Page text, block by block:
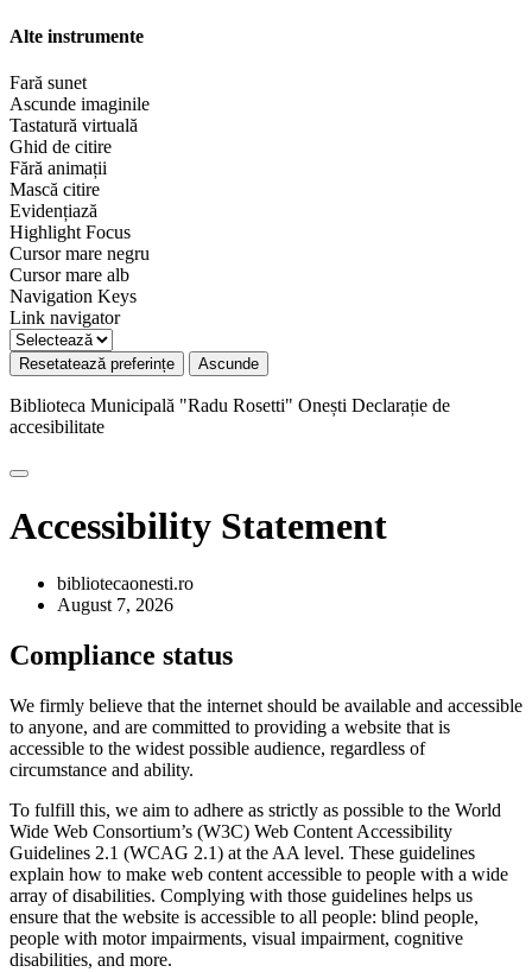
Alte instrumente
Fară sunet
Ascunde imaginile
Tastatură virtuală
Ghid de citire
Fără animații
Mască citire
Evidențiază
Highlight Focus
Cursor mare negru
Cursor mare alb
Navigation Keys
Link navigator
Resetatează preferințe Ascunde
Biblioteca Municipală "Radu Rosetti" Onești Declarație de
accesibilitate
Accessibility Statement
bibliotecaonesti.ro
August 7, 2026
Compliance status
We firmly believe that the internet should be available and accessible
to anyone, and are committed to providing a website that is
accessible to the widest possible audience, regardless of
circumstance and ability.
To fulfill this, we aim to adhere as strictly as possible to the World
Wide Web Consortium’s (W3C) Web Content Accessibility
Guidelines 2.1 (WCAG 2.1) at the AA level. These guidelines
explain how to make web content accessible to people with a wide
array of disabilities. Complying with those guidelines helps us
ensure that the website is accessible to all people: blind people,
people with motor impairments, visual impairment, cognitive
disabilities, and more.